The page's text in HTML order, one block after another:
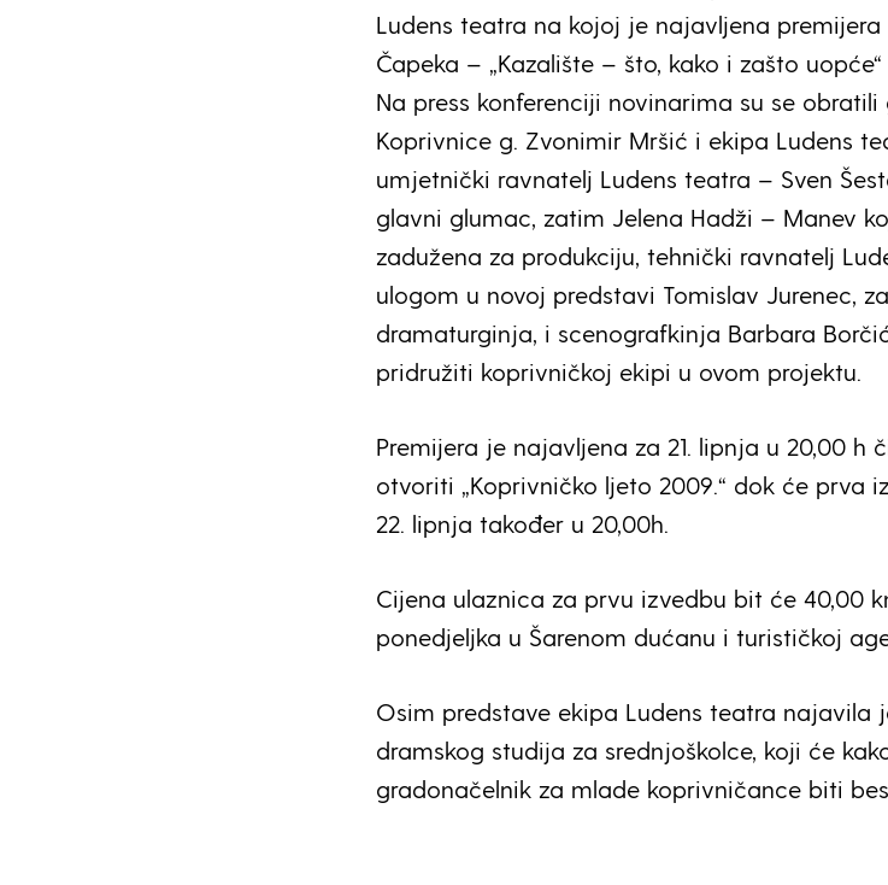
Ludens teatra na kojoj je najavljena premijera
Čapeka – „Kazalište – što, kako i zašto
Na press konferenciji novinarima su se
Koprivnice g. Zvonimir Mršić i ekipa Ludens
umjetnički ravnatelj Ludens teatra – Sven
glavni glumac, zatim Jelena Hadži – Manev
zadužena za produkciju, tehnički ravnatelj
ulogom u novoj predstavi Tomislav Jurenec,
dramaturginja, i scenografkinja Barbara
pridružiti koprivničkoj ekipi u ovom projektu.
Premijera je najavljena za 21. lipnja u 20,00 h
otvoriti „Koprivničko ljeto 2009.“ dok će prva
22. lipnja također u 20,00h.
Cijena ulaznica za prvu izvedbu bit će 40,00
ponedjeljka u Šarenom dućanu i turističkoj
Osim predstave ekipa Ludens teatra najavila
dramskog studija za srednjoškolce, koji će
gradonačelnik za mlade koprivničance biti